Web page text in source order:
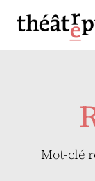
Mot-clé